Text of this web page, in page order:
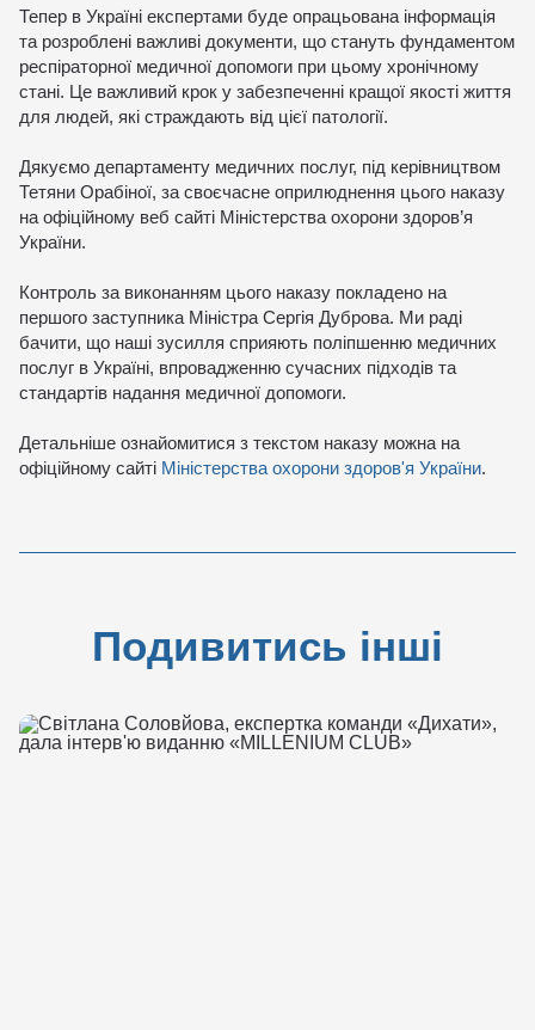
Тепер в Україні експертами буде опрацьована інформація
та розроблені важливі документи, що стануть фундаментом
респіраторної медичної допомоги при цьому хронічному
стані. Це важливий крок у забезпеченні кращої якості життя
для людей, які страждають від цієї патології.
Дякуємо департаменту медичних послуг, під керівництвом
Тетяни Орабіної, за своєчасне оприлюднення цього наказу
на офіційному веб сайті Міністерства охорони здоров’я
України.
Контроль за виконанням цього наказу покладено на
першого заступника Міністра Сергія Дуброва. Ми раді
бачити, що наші зусилля сприяють поліпшенню медичних
послуг в Україні, впровадженню сучасних підходів та
стандартів надання медичної допомоги.
Детальніше ознайомитися з текстом наказу можна на
офіційному сайті Міністерства охорони здоров'я України.
Подивитись інші